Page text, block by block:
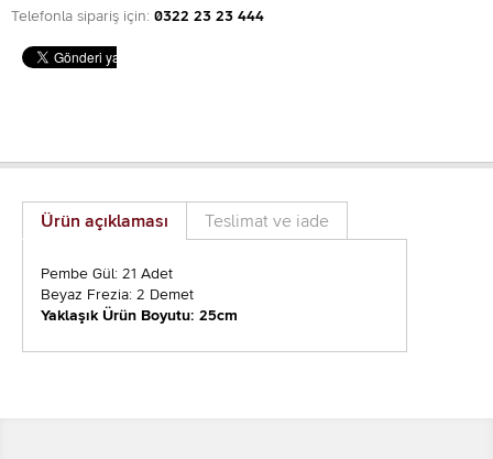
Telefonla sipariş için: 0322 23 23 444
Ürün açıklaması Teslimat ve iade
Pembe Gül: 21 Adet
Beyaz Frezia: 2 Demet
Yaklaşık Ürün Boyutu: 25cm